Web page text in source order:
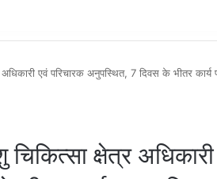
एवं परिचारक अनुपस्थित, 7 दिवस के भीतर कार्य
क्षेत्र